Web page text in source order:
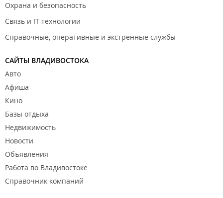
Охрана и безопасность
Связь и IT технологии
Справочные, оперативные и экстренные службы
САЙТЫ ВЛАДИВОСТОКА
Авто
Афиша
Кино
Базы отдыха
Недвижимость
Новости
Объявления
Работа во Владивостоке
Справочник компаний